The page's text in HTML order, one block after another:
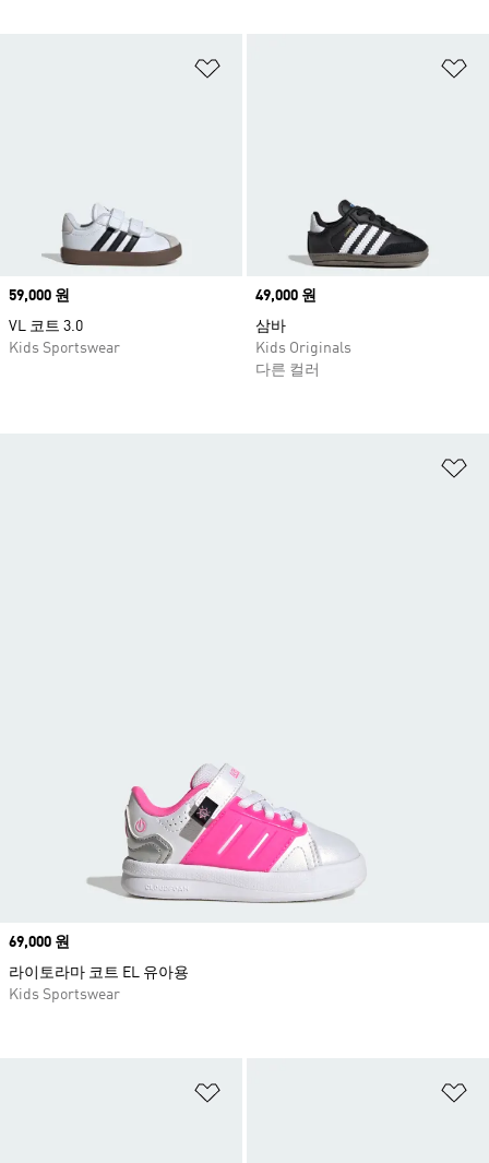
Price
59,000 원
VL 코트 3.0
Kids Sportswear
Price
49,000 원
삼바
Kids Originals
다른 컬러
Price
69,000 원
라이토라마 코트 EL 유아용
Kids Sportswear